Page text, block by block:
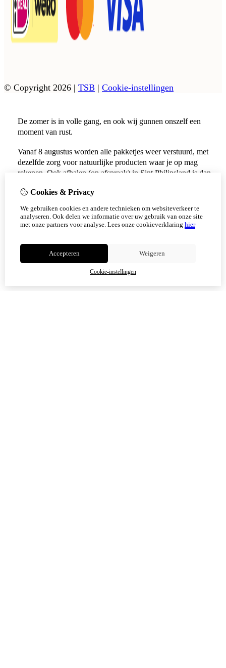
© Copyright 2026 | TSB | Cookie-instellingen
Cookies & Privacy
We gebruiken cookies en andere technieken om websiteverkeer te
analyseren. Ook delen we informatie over uw gebruik van onze site
met onze partners voor analyse. Lees onze cookieverklaring hier
Accepteren Weigeren
Cookie-instellingen
De zomer is in volle gang, en ook wij gunnen onszelf een
moment van rust.
Vanaf 8 augustus worden alle pakketjes weer verstuurd, met
dezelfde zorg voor natuurlijke producten waar je op mag
rekenen. Ook afhalen (op afspraak) in Sint Philipsland is dan
Vanaf 17 augustus zijn alle afhaalpunten (Tholen en
Scherpenisse) weer geopend.